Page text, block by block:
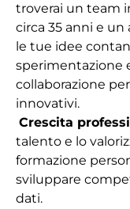
troverai un team
circa 35 anni e
le tue idee
sperimentazione
collaborazione
innovativi.
Crescita
talento e lo
formazione
sviluppare
dati.